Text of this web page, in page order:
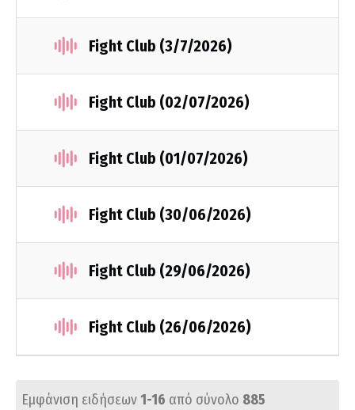
Fight Club (3/7/2026)
Fight Club (02/07/2026)
Fight Club (01/07/2026)
Fight Club (30/06/2026)
Fight Club (29/06/2026)
Fight Club (26/06/2026)
Εμφάνιση ειδήσεων1-16 από σύνολο 885